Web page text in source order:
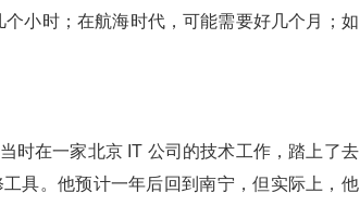
小时；在航海时代，可能需要好几个月；如
时在一家北京 IT 公司的技术工作，踏上了去
具。他预计一年后回到南宁，但实际上，他